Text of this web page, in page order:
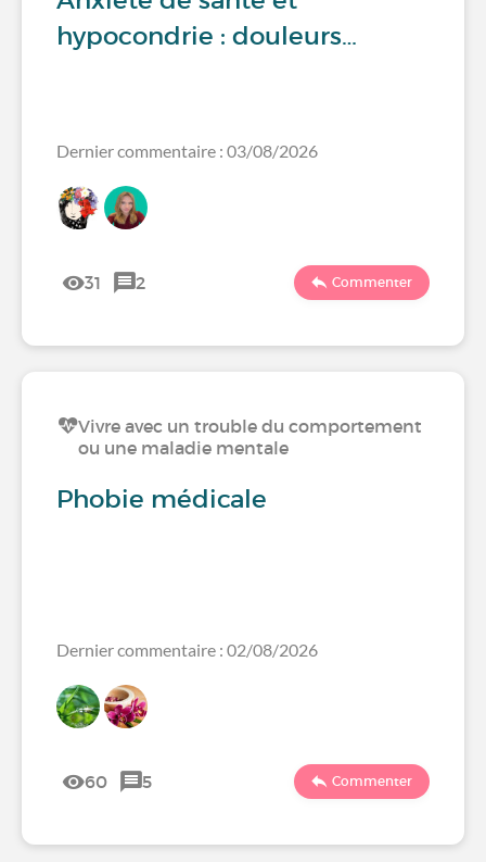
hypocondrie : douleurs…
Dernier commentaire : 03/08/2026
31 2 Commenter
Vivre avec un trouble du comportement
ou une maladie mentale
Phobie médicale
Dernier commentaire : 02/08/2026
60 5 Commenter